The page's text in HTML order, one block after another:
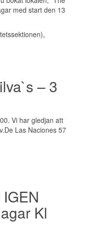
med start den 13
,
– 3
Vi har gledjan att
Las Naciones 57
Kl